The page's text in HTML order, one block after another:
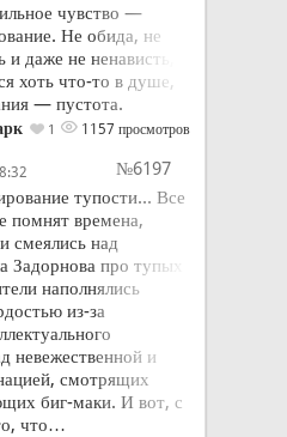
чувство —
Не обида, не
и даже не ненависть,
хоть что-то в душе,
— пустота.
1 1157 просмотров
№6197
тупости... Все
помнят времена,
смеялись над
про тупых
наполнялись
из-за
невежественной и
смотрящих
биг-маки. И вот, с
что…